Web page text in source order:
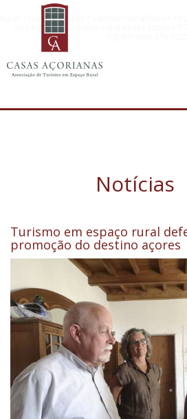
Rural Tourism Azores * Landwirtschaftlicher
nos Açores * Turismo rural en las Azores
Notícias
Turismo em espaço rural
promoção do destino açores